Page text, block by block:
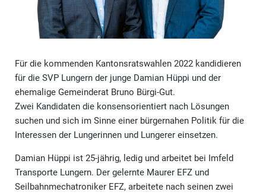
Für die kommenden Kantonsratswahlen 2022 kandidieren
für die SVP Lungern der junge Damian Hüppi und der
ehemalige Gemeinderat Bruno Bürgi-Gut.
Zwei Kandidaten die konsensorientiert nach Lösungen
suchen und sich im Sinne einer bürgernahen Politik für die
Interessen der Lungerinnen und Lungerer einsetzen.
Damian Hüppi ist 25-jährig, ledig und arbeitet bei Imfeld
Transporte Lungern. Der gelernte Maurer EFZ und
Seilbahnmechatroniker EFZ, arbeitete nach seinen zwei